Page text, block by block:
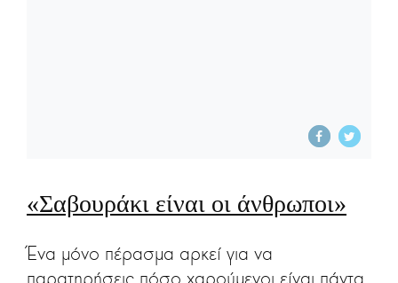
«Σαβουράκι είναι οι άνθρωποι»
Ένα μόνο πέρασμα αρκεί για να